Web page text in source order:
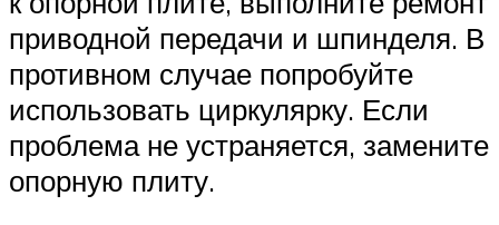
приводной передачи и шпинделя. В
противном случае попробуйте
использовать циркулярку. Если
проблема не устраняется, замените
опорную плиту.